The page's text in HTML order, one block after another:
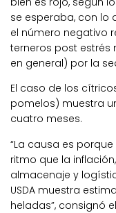
se esperaba, con lo
el número negativo
terneros post estrés
en general) por la
El caso de los
pomelos) muestra
cuatro meses.
“La causa es
ritmo que la
almacenaje y
USDA muestra
heladas”, consignó